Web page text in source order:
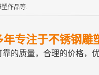
作品等.
专注于不锈钢雕
质量，合理的价格，优